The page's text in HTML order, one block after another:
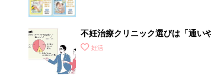
不妊治療クリニック選びは「通い
さ」が大切！選び方、重要3カ条っ
妊活